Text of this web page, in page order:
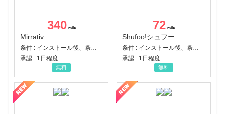
340
Mirrativ
条件 : インストール後、条件達成
承認 : 1日程度
無料
72
Shufoo!シュフー
条件 : インストール後、条件達成
承認 : 1日程度
無料